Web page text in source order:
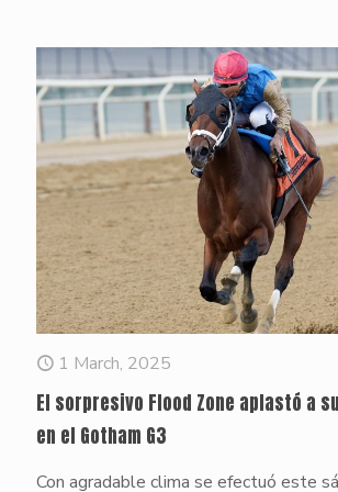
1 March, 2025
El sorpresivo Flood Zone aplastó a
en el Gotham G3
Con agradable clima se efectuó este